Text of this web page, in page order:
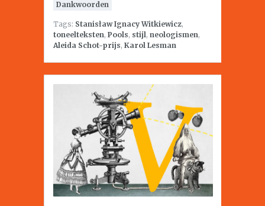
Dankwoorden
Tags: Stanisław Ignacy Witkiewicz,
toneelteksten, Pools, stijl, neologismen,
Aleida Schot-prijs, Karol Lesman